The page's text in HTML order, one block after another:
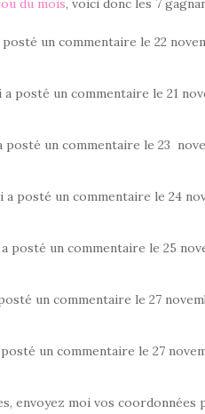
du mois, voici donc les 7
un commentaire le 22
a posté un commentaire le 21
posté un commentaire le 23
a posté un commentaire le 24
posté un commentaire le 25
un commentaire le 27
un commentaire le 27
envoyez moi vos coordonnées